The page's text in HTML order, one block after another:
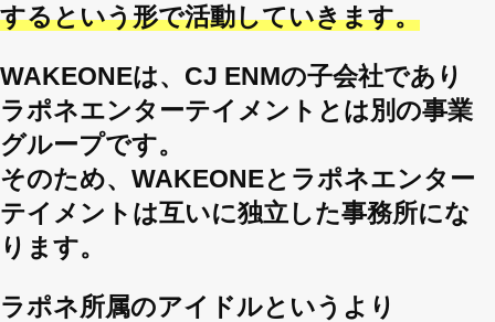
するという形で活動していきます。
WAKEONEは、CJ ENMの子会社であり
ラポネエンターテイメントとは別の事業
グループです。
そのため、WAKEONEとラポネエンター
テイメントは互いに独立した事務所にな
ります。
ラポネ所属のアイドルというより